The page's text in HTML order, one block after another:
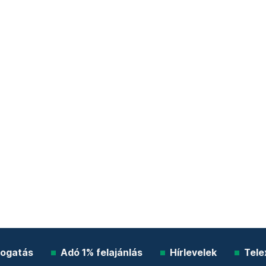
Adó 1% felajánlás Hírlevelek